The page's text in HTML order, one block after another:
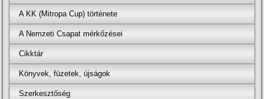
A KK (Mitropa Cup) története
A Nemzeti Csapat mérkőzései
Cikktár
Könyvek, füzetek, újságok
Szerkesztőség